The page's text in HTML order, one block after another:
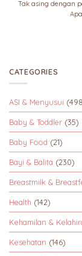
Tak asing dengan
CATEGORIES
ASI & Menyusui
Baby & Toddler (35)
Baby Food (21)
Bayi & Balita (230)
Breastmilk &
Health (142)
Kehamilan &
Kesehatan (146)